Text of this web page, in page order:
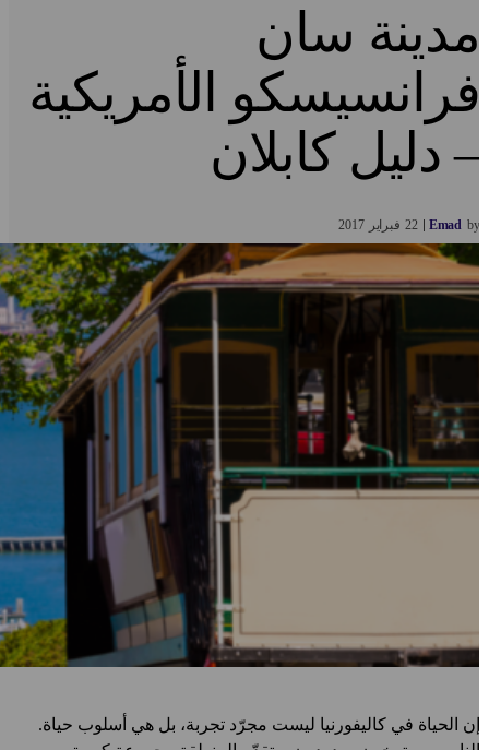
مدينة سان
فرانسيسكو الأمريكية
– دليل كابلان
by
Emad
22 فبراير 2017
إن الحياة في كاليفورنيا ليست مجرّد تجربة، بل هي أسلوب حياة.